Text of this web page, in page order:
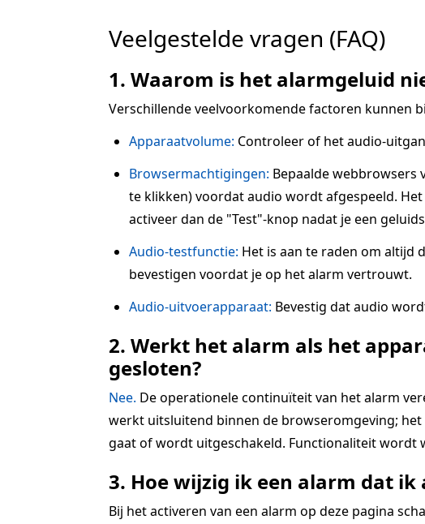
Veelgestelde vragen (FAQ)
1. Waarom is het alarmgeluid
Verschillende veelvoorkomende factoren kunnen
Apparaatvolume: Controleer of het audio-
Browsermachtigingen: Bepaalde webbrowsers
te klikken) voordat audio wordt afgespeeld.
activeer dan de "Test"-knop nadat je een
Audio-testfunctie: Het is aan te raden om altijd
bevestigen voordat je op het alarm vertrouwt.
Audio-uitvoerapparaat: Bevestig dat audio
2. Werkt het alarm als het
gesloten?
Nee. De operationele continuïteit van het alarm
werkt uitsluitend binnen de browseromgeving;
gaat of wordt uitgeschakeld. Functionaliteit wordt
3. Hoe wijzig ik een alarm dat ik
Bij het activeren van een alarm op deze pagina